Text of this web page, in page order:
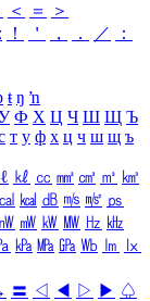
＜ ＝
＞
ː ！ ＇ ， ． ／
：
ŧ ŋ ŉ
Ф Х Ц Ч Ш Щ Ъ
т у ф х ц ч ш щ ъ
ℓ ㎘ ㏄ ㎣ ㎤ ㎥ ㎦
㎈ ㎉ ㏈ ㎧ ㎨ ㎰
㎻ ㎽ ㎾ ㎿ ㎐ ㎑
㎪ ㎫ ㎬ ㏝ ㏐
㏓
〓 ◁ ◀ ▷ ▶ ♤